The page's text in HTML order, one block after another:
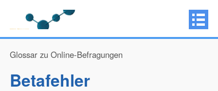
Glossar zu Online-Befragungen
Betafehler